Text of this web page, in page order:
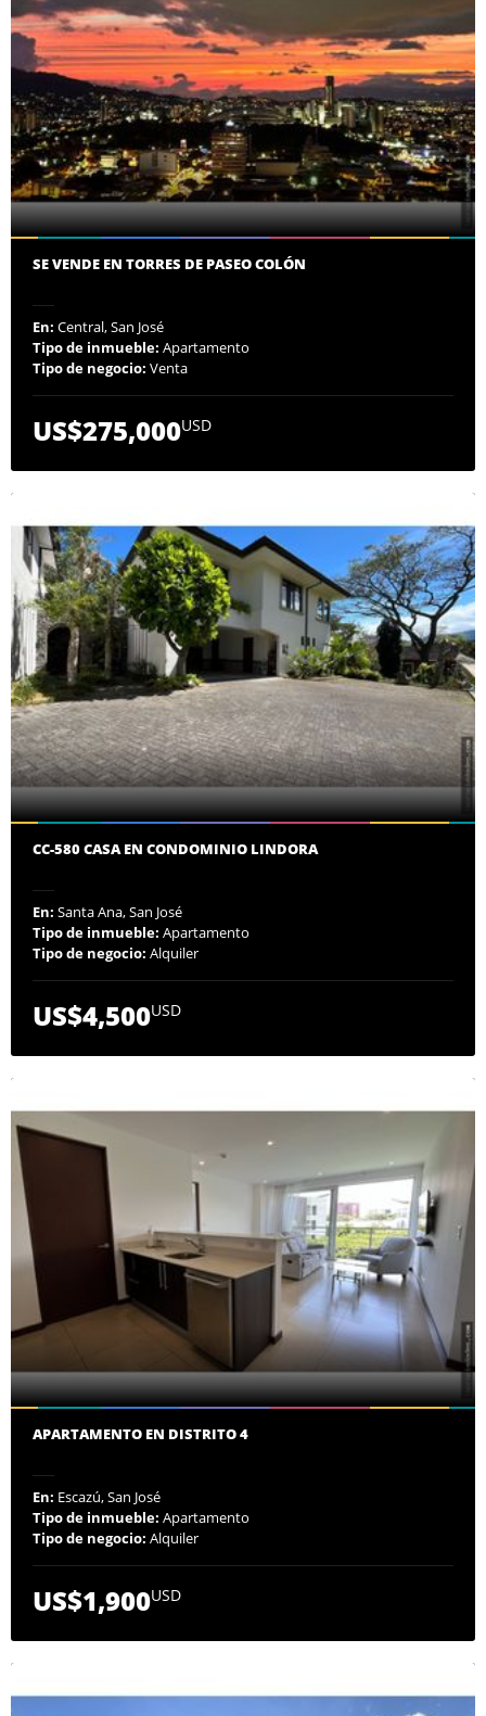
SE VENDE EN TORRES DE PASEO COLÓN
En: Central, San José
Tipo de inmueble: Apartamento
Tipo de negocio: Venta
US$275,000USD
CC-580 CASA EN CONDOMINIO LINDORA
En: Santa Ana, San José
Tipo de inmueble: Apartamento
Tipo de negocio: Alquiler
US$4,500USD
APARTAMENTO EN DISTRITO 4
En: Escazú, San José
Tipo de inmueble: Apartamento
Tipo de negocio: Alquiler
US$1,900USD